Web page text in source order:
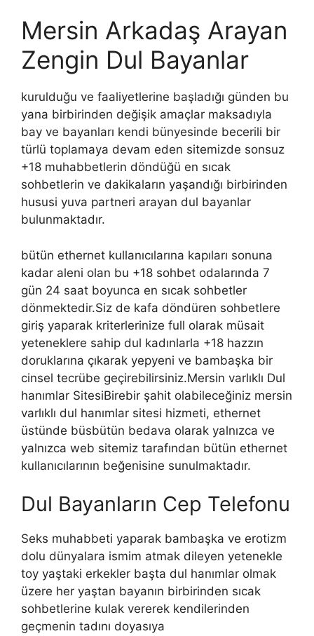
Mersin Arkadaş Arayan
Zengin Dul Bayanlar
kurulduğu ve faaliyetlerine başladığı günden bu
yana birbirinden değişik amaçlar maksadıyla
bay ve bayanları kendi bünyesinde becerili bir
türlü toplamaya devam eden sitemizde sonsuz
+18 muhabbetlerin döndüğü en sıcak
sohbetlerin ve dakikaların yaşandığı birbirinden
hususi yuva partneri arayan dul bayanlar
bulunmaktadır.
bütün ethernet kullanıcılarına kapıları sonuna
kadar aleni olan bu +18 sohbet odalarında 7
gün 24 saat boyunca en sıcak sohbetler
dönmektedir.Siz de kafa döndüren sohbetlere
giriş yaparak kriterlerinize full olarak müsait
yeteneklere sahip dul kadınlarla +18 hazzın
doruklarına çıkarak yepyeni ve bambaşka bir
cinsel tecrübe geçirebilirsiniz.Mersin varlıklı Dul
hanımlar SitesiBirebir şahit olabileceğiniz mersin
varlıklı dul hanımlar sitesi hizmeti, ethernet
üstünde büsbütün bedava olarak yalnızca ve
yalnızca web sitemiz tarafından bütün ethernet
kullanıcılarının beğenisine sunulmaktadır.
Dul Bayanların Cep Telefonu
Seks muhabbeti yaparak bambaşka ve erotizm
dolu dünyalara ismim atmak dileyen yetenekle
toy yaştaki erkekler başta dul hanımlar olmak
üzere her yaştan bayanın birbirinden sıcak
sohbetlerine kulak vererek kendilerinden
geçmenin tadını doyasıya